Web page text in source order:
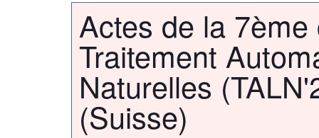
Actes de la
Traitement
Naturelles
(Suisse)